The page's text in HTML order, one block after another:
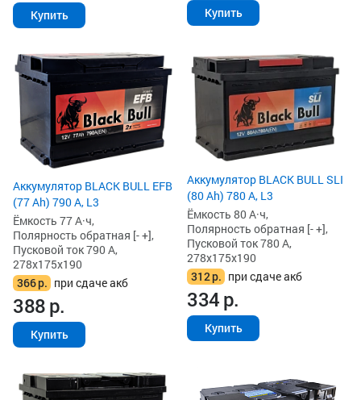
Купить Купить
Аккумулятор BLACK BULL EFB
(77 Ah) 790 А, L3
Ёмкость 77 А·ч,
Полярность обратная [- +],
Пусковой ток 790 А,
278x175x190
366р. при сдаче акб
388р.
Купить
Аккумулятор BLACK BULL SLI
(80 Ah) 780 А, L3
Ёмкость 80 А·ч,
Полярность обратная [- +],
Пусковой ток 780 А,
278x175x190
312р. при сдаче акб
334р.
Купить